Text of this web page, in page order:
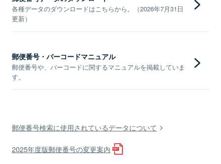
各種データのダウンロードはこちらから。（2026年7月31日
更新）
郵便番号・バーコードマニュアル
郵便番号や、バーコードに関するマニュアルを掲載していま
す。
郵便番号検索に使用されているデータについて
2025年度版郵便番号の変更案内